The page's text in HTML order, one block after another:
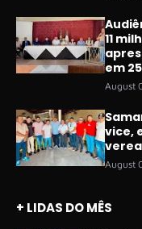
11
em
August
vice,
August
+ LIDAS DO MÊS